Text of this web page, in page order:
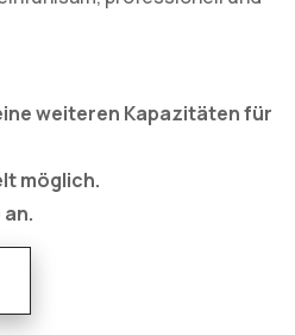
weiteren Kapazitäten für
möglich.